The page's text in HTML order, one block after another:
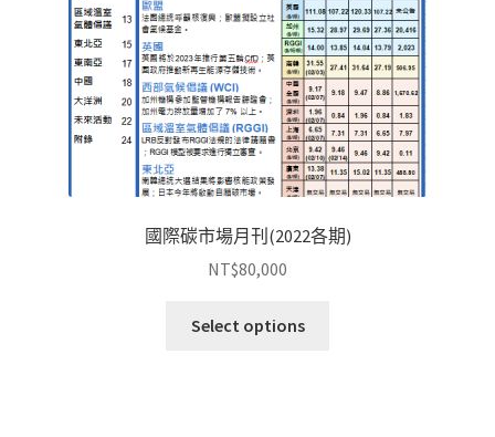
國際碳市場月刊(2022各期)
NT$80,000
Select options